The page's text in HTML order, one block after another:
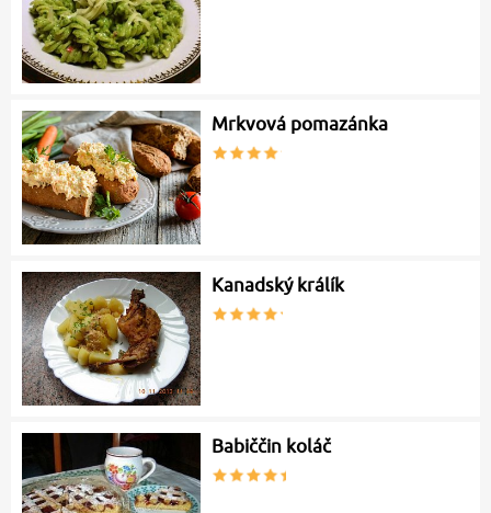
Mrkvová pomazánka
Kanadský králík
Babiččin koláč